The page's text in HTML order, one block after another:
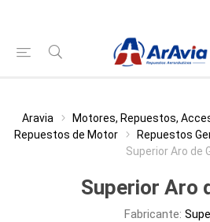
Aravia
Motores, Repuestos,
Repuestos de Motor
Repuestos
Superior Aro de
Superior Aro
Fabricante: